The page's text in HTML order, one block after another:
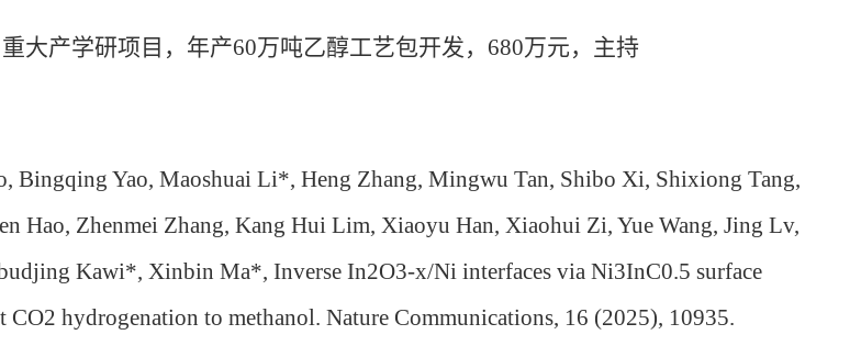
重大产学研项目，年产60万吨乙醇工艺包开发， 680万元，主持
Bingqing Yao, Maoshuai Li*, Heng Zhang, Mingwu Tan, Shibo Xi, Shixiong Tang,
Hao, Zhenmei Zhang, Kang Hui Lim, Xiaoyu Han, Xiaohui Zi, Yue Wang, Jing Lv,
Kawi*, Xinbin Ma*, Inverse In2O3-x/Ni interfaces via Ni3InC0.5 surface
hydrogenation to methanol. Nature Communications, 16 (2025), 10935.